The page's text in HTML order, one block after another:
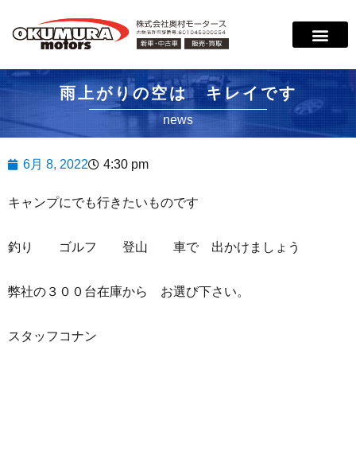
雨上がりの空は キレイです
news
6月 8, 2022 4:30 pm
キャンプにでも行きたいものです
釣り ゴルフ 登山 車で 出かけましょう
弊社の３００台在庫から お選び下さい。
スタッフコナン